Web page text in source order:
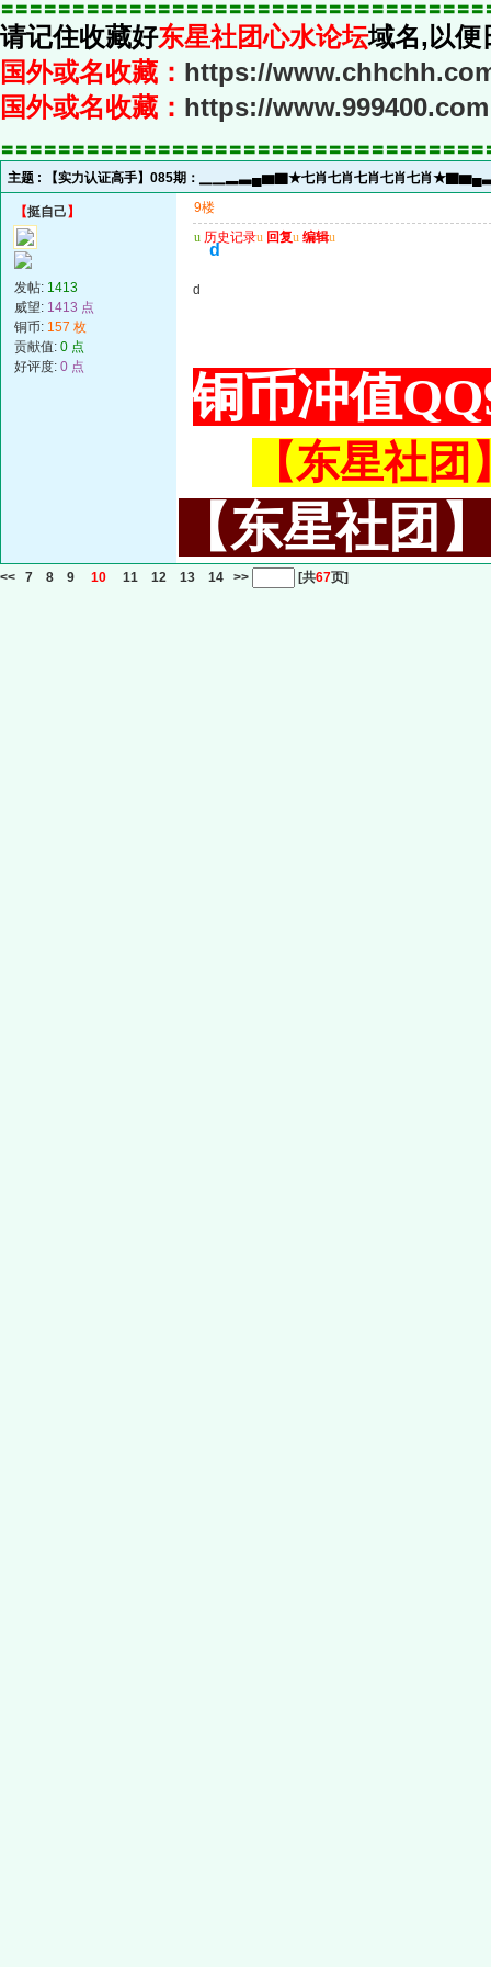
〓〓〓〓〓〓〓〓〓〓〓〓〓〓〓〓〓〓〓〓〓〓〓〓〓〓〓〓〓〓〓〓〓〓
请记住收藏好东星社团心水论坛域名,以便
国外或名收藏： https://
国外或名收藏： https://www.999400.com
〓〓〓〓〓〓〓〓〓〓〓〓〓〓〓〓〓〓〓〓〓〓〓〓〓〓〓〓〓〓〓〓〓〓
主题 : 【实力认证高手】085期：▁▁▂▃▄▆▇★七肖七肖七肖七肖七肖
【挺自己 】
发帖: 1413
威望: 1413 点
铜币: 157 枚
贡献值: 0 点
好评度: 0 点
9楼
u 历史记录u 回复u 编辑u
d
d
铜币冲值
【东星社
【东星社团
<< 7 8 9 10 11 12 13 14 >> [共67页]